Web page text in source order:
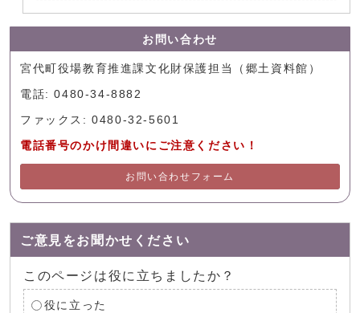
お問い合わせ
宮代町役場教育推進課文化財保護担当（郷土資料館）
電話: 0480-34-8882
ファックス: 0480-32-5601
電話番号のかけ間違いにご注意ください！
お問い合わせフォーム
ご意見をお聞かせください
このページは役に立ちましたか？
役に立った